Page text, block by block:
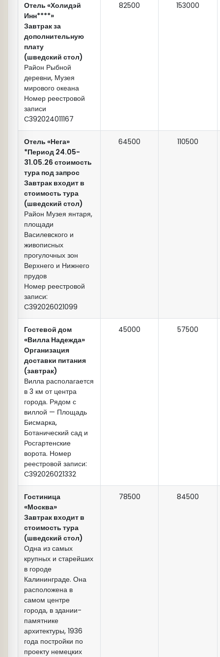
Отель «Холидэй
Инн****»
Завтрак за
дополнительную
плату
(шведский стол)
Район Рыбной
деревни, Музея
мирового океана
Номер реестровой
записи
С392024011167
82500 153000
Отель «Нега»
*Период 24.05-
31.05.26 стоимость
тура под запрос
Завтрак входит в
стоимость тура
(шведский стол)
Район Музея янтаря,
площади
Василевского и
живописных
прогулочных зон
Верхнего и Нижнего
прудов
Номер реестровой
записи:
С392026021099
64500 110500
Гостевой дом
«Вилла Надежда»
Организация
доставки питания
(завтрак)
Вилла располагается
в 3 км от центра
города. Рядом с
виллой — Площадь
Бисмарка,
Ботанический сад и
Росгартенские
ворота. Номер
реестровой записи:
С392026021332
45000 57500
Гостиница
«Москва»
Завтрак входит в
стоимость тура
(шведский стол)
Одна из самых
крупных и старейших
в городе
Калининграде. Она
расположена в
самом центре
города, в здании-
памятнике
архитектуры, 1936
года постройки по
проекту немецких
78500 84500